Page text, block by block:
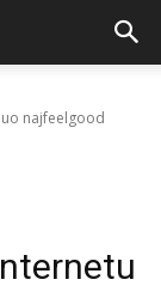
najfeelgood